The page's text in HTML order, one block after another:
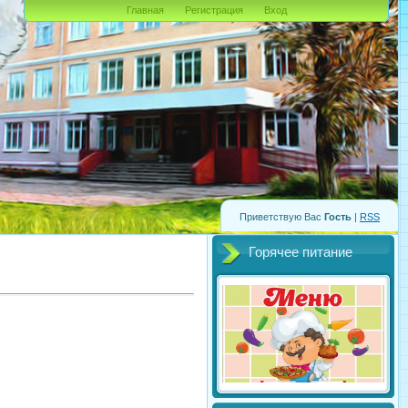
Приветствую Вас Гость | RSS
Главная Регистрация Вход
Горячее питание